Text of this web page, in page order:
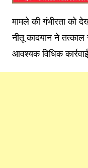
मामले की गंभीरता को
नीतू कादयान ने तत्काल
आवश्यक विधिक